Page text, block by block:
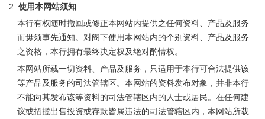
使用本网站须知
本行有权随时撤回或修正本网站内提供之任何资料、产品及服务
而毋须事先通知。对阁下使用本网站内的个别资料、产品及服务
之资格，本行拥有最终决定权及绝对酌情权。
本网站所载一切资料、产品及服务，只适用于本行可合法提供该
等产品及服务的司法管辖区。本网站的资料发布对象，并非本行
不能向其发布该等资料的司法管辖区内的人士或居民。在任何建
议或招揽出售投资或存款皆属违法的司法管辖区内，本网站所载